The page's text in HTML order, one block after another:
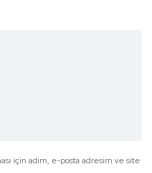
için adım, e-posta adresim ve site